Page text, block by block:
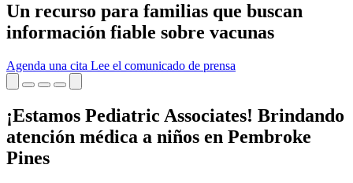
Un recurso para familias que buscan
información fiable sobre vacunas
Agenda una cita Lee el comunicado de prensa
¡Estamos Pediatric Associates! Brindando
atención médica a niños en Pembroke
Pines